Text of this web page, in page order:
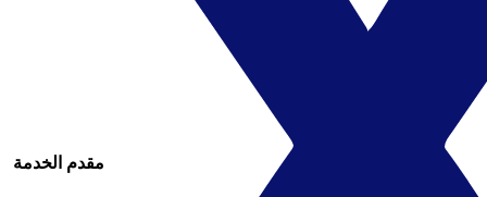
مقدم الخدمة